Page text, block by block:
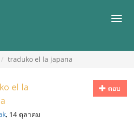
เมนู
traduko el la japana
ตอบ
el la
, 14 ตุลาคม